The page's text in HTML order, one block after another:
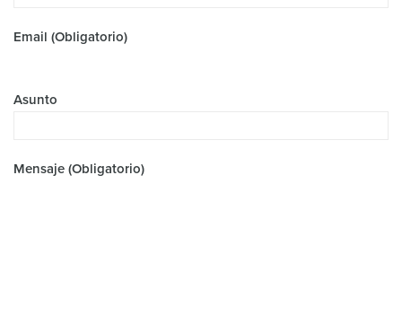
Email (Obligatorio)
Asunto
Mensaje (Obligatorio)